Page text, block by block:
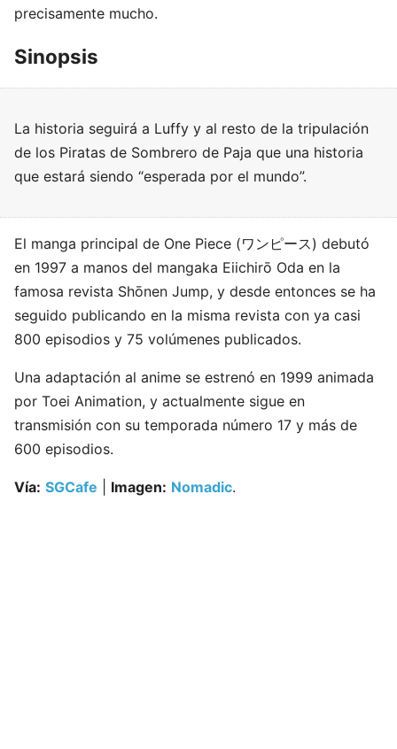
precisamente mucho.
Sinopsis
La historia seguirá a Luffy y al resto de la tripulación
de los Piratas de Sombrero de Paja que una historia
que estará siendo “esperada por el mundo”.
El manga principal de One Piece (ワンピース) debutó
en 1997 a manos del mangaka Eiichirō Oda en la
famosa revista Shōnen Jump, y desde entonces se ha
seguido publicando en la misma revista con ya casi
800 episodios y 75 volúmenes publicados.
Una adaptación al anime se estrenó en 1999 animada
por Toei Animation, y actualmente sigue en
transmisión con su temporada número 17 y más de
600 episodios.
Vía: SGCafe Imagen: Nomadic.